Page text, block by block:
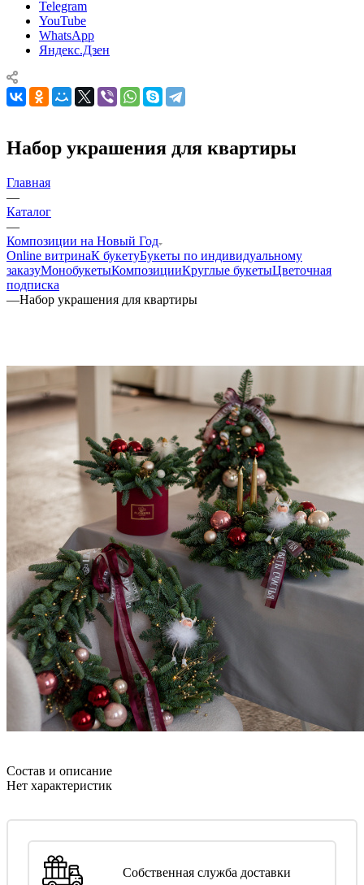
Telegram
YouTube
WhatsApp
Яндекс.Дзен
Набор украшения для квартиры
Главная
—
Каталог
—
Композиции на Новый Год
Online витринаК букетуБукеты по индивидуальному
заказуМонобукетыКомпозицииКруглые букетыЦветочная
подписка
—Набор украшения для квартиры
Состав и описание
Нет характеристик
Собственная служба доставки